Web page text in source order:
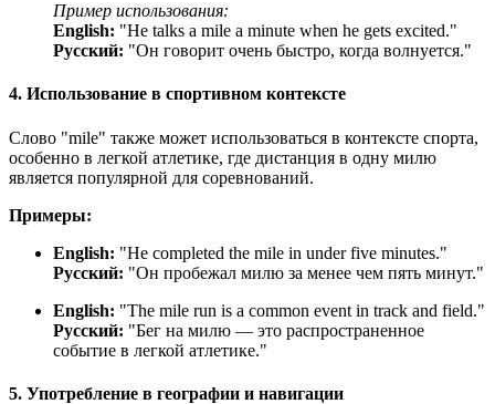
Пример использования:
English: "He talks a mile a minute when he gets excited."
Русский: "Он говорит очень быстро, когда волнуется."
4. Использование в спортивном контексте
Слово "mile" также может использоваться в контексте спорта,
особенно в легкой атлетике, где дистанция в одну милю
является популярной для соревнований.
Примеры:
English: "He completed the mile in under five minutes."
Русский: "Он пробежал милю за менее чем пять минут."
English: "The mile run is a common event in track and field."
Русский: "Бег на милю — это распространенное
событие в легкой атлетике."
5. Употребление в географии и навигации